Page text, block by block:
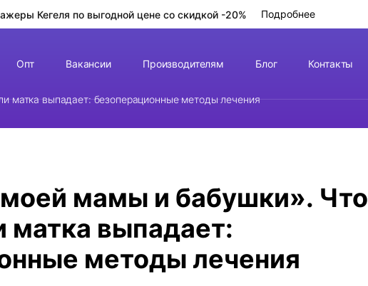
Кегеля по выгодной цене со скидкой -20% Подробнее
Опт Вакансии Производителям Блог Контакты
матка выпадает: безоперационные методы лечения
мамы и бабушки». Что
матка выпадает:
методы лечения